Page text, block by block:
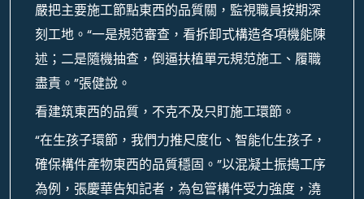
嚴把主要施工節點東西的品質關，監視職員按期深
刻工地。“一是規范審查，看拆卸式構造各項機能陳
述；二是隨機抽查，倒逼扶植單元規范施工、履職
盡責。”張健說。
看建筑東西的品質，不克不及只盯施工環節。
“在生孩子環節，我們力推尺度化、智能化生孩子，
確保構件產物東西的品質穩固。”以混凝土振搗工序
為例，張慶華告知記者，為包管構件受力強度，澆